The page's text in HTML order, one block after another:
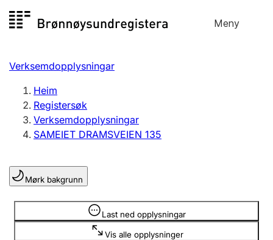
til
Meny
Registersøk
Aksjeselskap
Enkeltpersonføretak
Registrere, endre, slette
Lag og foreining
Registrere, endre, slette
Verksemdopplysningar
Heim
Registersøk
Verksemdopplysningar
SAMEIET DRAMSVEIEN 135
Mørk bakgrunn
Last ned opplysningar
Vis alle opplysninger
Opplysninger er skjult